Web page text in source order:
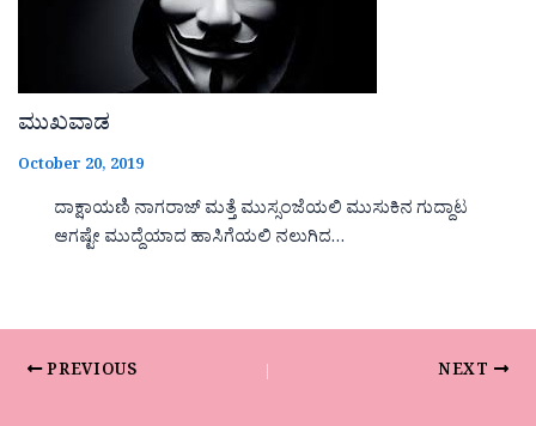
ಮುಖವಾಡ
October 20, 2019
ದಾಕ್ಷಾಯಣಿ ನಾಗರಾಜ್ ಮತ್ತೆ ಮುಸ್ಸಂಜೆಯಲಿ ಮುಸುಕಿನ ಗುದ್ದಾಟ
ಆಗಷ್ಟೇ ಮುದ್ದೆಯಾದ ಹಾಸಿಗೆಯಲಿ ನಲುಗಿದ…
PREVIOUS NEXT